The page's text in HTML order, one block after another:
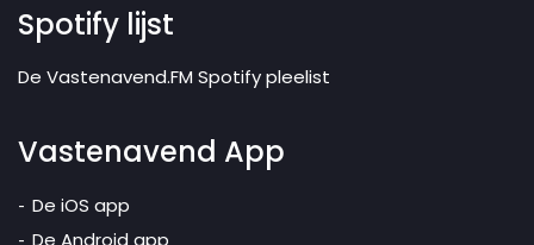
Spotify lijst
De Vastenavend.FM Spotify pleelist
Vastenavend App
De iOS app